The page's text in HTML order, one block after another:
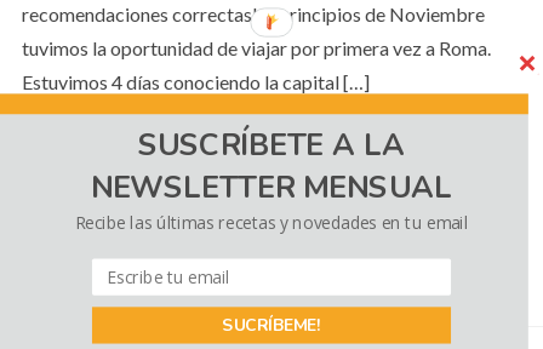
recomendaciones correctas! A principios de Noviembre
tuvimos la oportunidad de viajar por primera vez a Roma.
Estuvimos 4 días conociendo la capital […]
CONTINUE READING
SUSCRÍBETE A LA
NEWSLETTER MENSUAL
Recibe las últimas recetas y novedades en tu email
SUCRÍBEME!